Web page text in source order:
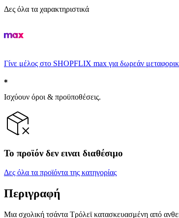
Δες όλα τα χαρακτηριστικά
Γίνε μέλος στο SHOPFLIX max για δωρεάν
Ισχύουν όροι & προϋποθέσεις.
Το προϊόν δεν ειναι διαθέσιμο
Δες όλα τα προϊόντα της κατηγορίας
Περιγραφή
Μια σχολική τσάντα Τρόλεϊ κατασκευασμένη από